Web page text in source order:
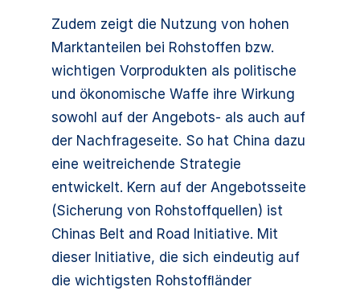
Zudem zeigt die Nutzung von hohen
Marktanteilen bei Rohstoffen bzw.
wichtigen Vorprodukten als politische
und ökonomische Waffe ihre Wirkung
sowohl auf der Angebots- als auch auf
der Nachfrageseite. So hat China dazu
eine weitreichende Strategie
entwickelt. Kern auf der Angebotsseite
(Sicherung von Rohstoffquellen) ist
Chinas Belt and Road Initiative. Mit
dieser Initiative, die sich eindeutig auf
die wichtigsten Rohstofﬂänder